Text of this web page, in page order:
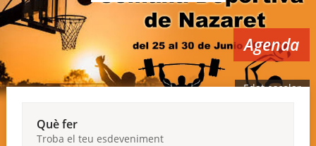
Instal·lacions
Comunicació ▼
València en esport ▼
Reserves
Agenda
Edat escolar
Què fer
Troba el teu esdeveniment